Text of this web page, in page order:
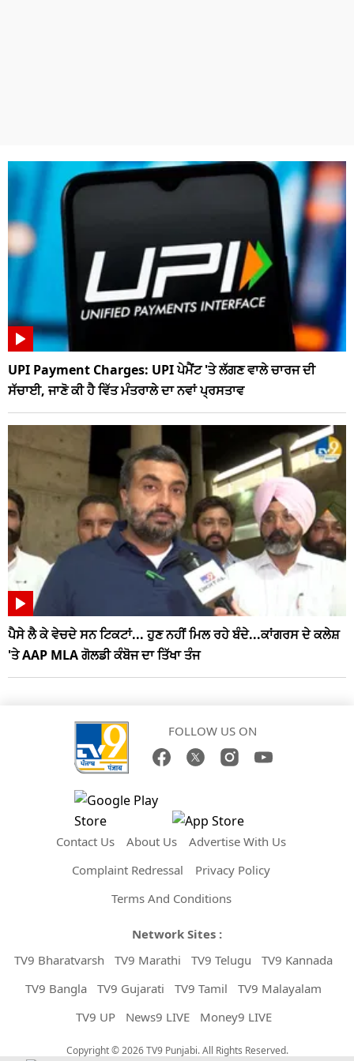
UPI Payment Charges: UPI ਪੇਮੈਂਟ 'ਤੇ ਲੱਗਣ ਵਾਲੇ ਚਾਰਜ ਦੀ
ਸੱਚਾਈ, ਜਾਣੋ ਕੀ ਹੈ ਵਿੱਤ ਮੰਤਰਾਲੇ ਦਾ ਨਵਾਂ ਪ੍ਰਸਤਾਵ
ਪੈਸੇ ਲੈ ਕੇ ਵੇਚਦੇ ਸਨ ਟਿਕਟਾਂ... ਹੁਣ ਨਹੀਂ ਮਿਲ ਰਹੇ ਬੰਦੇ...ਕਾਂਗਰਸ ਦੇ ਕਲੇਸ਼
'ਤੇ AAP MLA ਗੋਲਡੀ ਕੰਬੋਜ ਦਾ ਤਿੱਖਾ ਤੰਜ
FOLLOW US ON
Contact Us About Us
Advertise With Us
Complaint Redressal
Privacy Policy
Terms And Conditions
Network Sites :
TV9 Bharatvarsh
TV9 Marathi TV9 Telugu
TV9 Kannada
TV9 Bangla
TV9 Gujarati TV9 Tamil
TV9 Malayalam
TV9 UP
News9 LIVE Money9 LIVE
Copyright © 2026 TV9 Punjabi. All Rights Reserved.